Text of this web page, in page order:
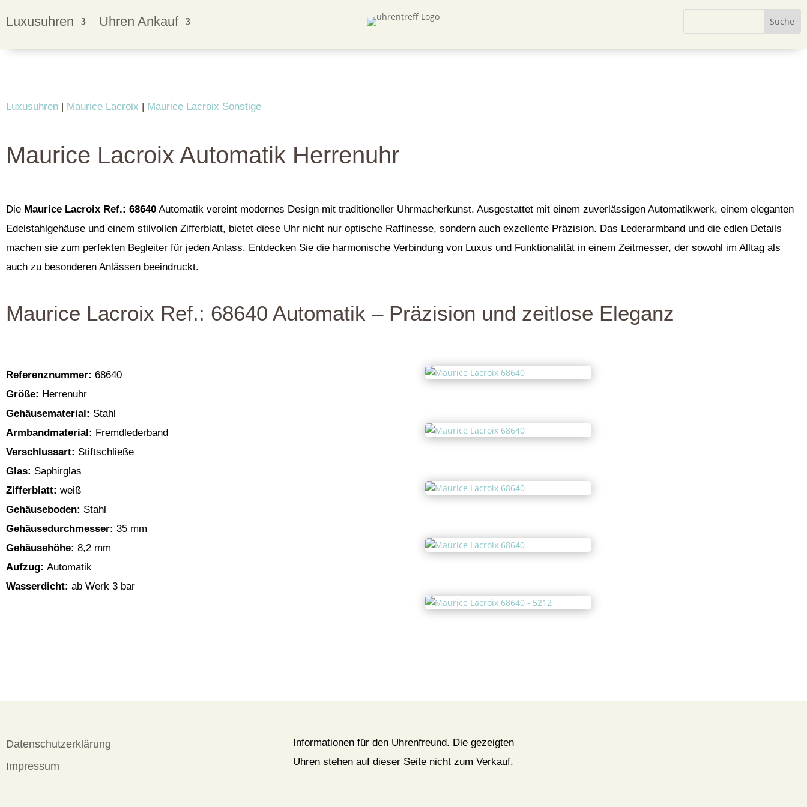
Luxusuhren Uhren Ankauf
Luxusuhren | Maurice Lacroix | Maurice Lacroix Sonstige
Maurice Lacroix Automatik Herrenuhr
Die Maurice Lacroix Ref.: 68640 Automatik vereint modernes Design mit traditioneller Uhrmacherkunst. Ausgestattet mit einem zuverlässigen Automatikwerk, einem eleganten
Edelstahlgehäuse und einem stilvollen Zifferblatt, bietet diese Uhr nicht nur optische Raffinesse, sondern auch exzellente Präzision. Das Lederarmband und die edlen Details
machen sie zum perfekten Begleiter für jeden Anlass. Entdecken Sie die harmonische Verbindung von Luxus und Funktionalität in einem Zeitmesser, der sowohl im Alltag als
auch zu besonderen Anlässen beeindruckt.
Maurice Lacroix Ref.: 68640 Automatik – Präzision und zeitlose Eleganz
Referenznummer: 68640
Größe: Herrenuhr
Gehäusematerial: Stahl
Armbandmaterial: Fremdlederband
Verschlussart: Stiftschließe
Glas: Saphirglas
Zifferblatt: weiß
Gehäuseboden: Stahl
Gehäusedurchmesser: 35 mm
Gehäusehöhe: 8,2 mm
Aufzug: Automatik
Wasserdicht: ab Werk 3 bar
Datenschutzerklärung
Impressum
Informationen für den Uhrenfreund. Die gezeigten
Uhren stehen auf dieser Seite nicht zum Verkauf.